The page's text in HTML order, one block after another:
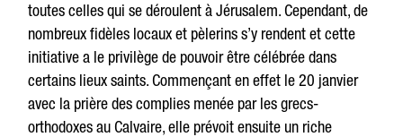
toutes celles qui se déroulent à Jérusalem. Cependant, de
nombreux fidèles locaux et pèlerins s’y rendent et cette
initiative a le privilège de pouvoir être célébrée dans
certains lieux saints. Commençant en effet le 20 janvier
avec la prière des complies menée par les grecs-
orthodoxes au Calvaire, elle prévoit ensuite un riche